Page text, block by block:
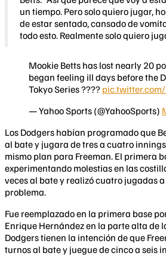
un tiempo. Pero solo quiero jugar,
de estar sentado, cansado de
todo esto. Realmente solo quiero
Mookie Betts has lost nearly 20
began feeling ill days before the
Tokyo Series ???? pic.twitter.com/
— Yahoo Sports (@YahooSports)
Los Dodgers habían programado que
al bate y jugara de tres a cuatro
mismo plan para Freeman. El primera
experimentando molestias en las
veces al bate y realizó cuatro jugadas
problema.
Fue reemplazado en la primera base
Enrique Hernández en la parte alta de
Dodgers tienen la intención de que
turnos al bate y juegue de cinco a seis